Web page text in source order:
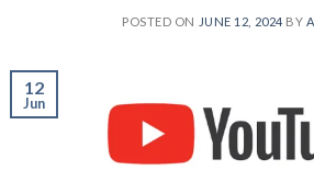
POSTED ON JUNE 12, 2024 BY
12
Jun